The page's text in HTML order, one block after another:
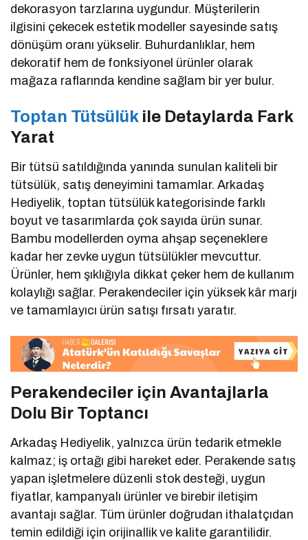
dekorasyon tarzlarına uygundur. Müşterilerin
ilgisini çekecek estetik modeller sayesinde satış
dönüşüm oranı yükselir. Buhurdanlıklar, hem
dekoratif hem de fonksiyonel ürünler olarak
mağaza raflarında kendine sağlam bir yer bulur.
Toptan Tütsülükile Detaylarda Fark
Yarat
Bir tütsü satıldığında yanında sunulan kaliteli bir
tütsülük, satış deneyimini tamamlar. Arkadaş
Hediyelik, toptan tütsülük kategorisinde farklı
boyut ve tasarımlarda çok sayıda ürün sunar.
Bambu modellerden oyma ahşap seçeneklere
kadar her zevke uygun tütsülükler mevcuttur.
Ürünler, hem şıklığıyla dikkat çeker hem de kullanım
kolaylığı sağlar. Perakendeciler için yüksek kâr marjı
ve tamamlayıcı ürün satışı fırsatı yaratır.
Perakendeciler için Avantajlarla
Dolu Bir Toptancı
Arkadaş Hediyelik, yalnızca ürün tedarik etmekle
kalmaz; iş ortağı gibi hareket eder. Perakende satış
yapan işletmelere düzenli stok desteği, uygun
fiyatlar, kampanyalı ürünler ve birebir iletişim
avantajı sağlar. Tüm ürünler doğrudan ithalatçıdan
temin edildiği için orijinallik ve kalite garantilidir.